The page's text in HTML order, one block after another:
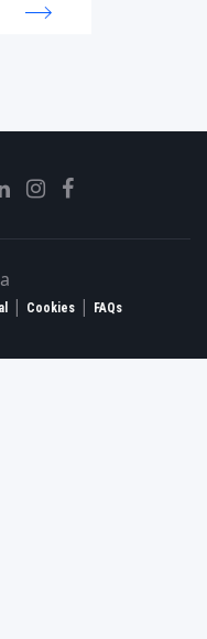
| Cookies | FAQs